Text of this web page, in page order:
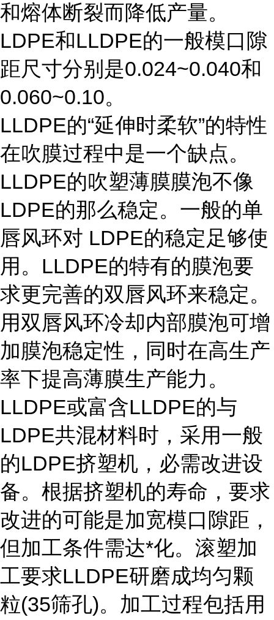
和熔体断裂而降低产量。
LDPE和LLDPE的一般模口隙
距尺寸分别是0.024~0.040和
0.060~0.10。
LLDPE的“延伸时柔软”的特性
在吹膜过程中是一个缺点。
LLDPE的吹塑薄膜膜泡不像
LDPE的那么稳定。一般的单
唇风环对 LDPE的稳定足够使
用。LLDPE的特有的膜泡要
求更完善的双唇风环来稳定。
用双唇风环冷却内部膜泡可增
加膜泡稳定性，同时在高生产
率下提高薄膜生产能力。
LLDPE或富含LLDPE的与
LDPE共混材料时，采用一般
的LDPE挤塑机，必需改进设
备。根据挤塑机的寿命，要求
改进的可能是加宽模口隙距，
但加工条件需达*化。滚塑加
工要求LLDPE研磨成均匀颗
粒(35筛孔)。加工过程包括用